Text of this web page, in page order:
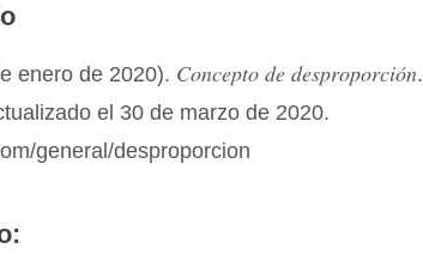
enero de 2020). Concepto de desproporción.
el 30 de marzo de 2020.
general/desproporcion